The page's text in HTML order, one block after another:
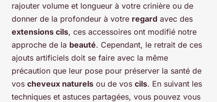
rajouter volume et longueur à votre crinière ou de
donner de la profondeur à votre regard avec des
extensions cils, ces accessoires ont modifié notre
approche de la beauté. Cependant, le retrait de ces
ajouts artificiels doit se faire avec la même
précaution que leur pose pour préserver la santé de
vos cheveux naturels ou de vos cils. En suivant les
techniques et astuces partagées, vous pouvez vous